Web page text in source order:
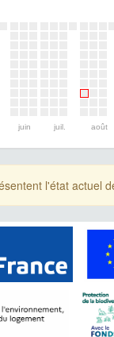
juin juil. août
l'état actuel